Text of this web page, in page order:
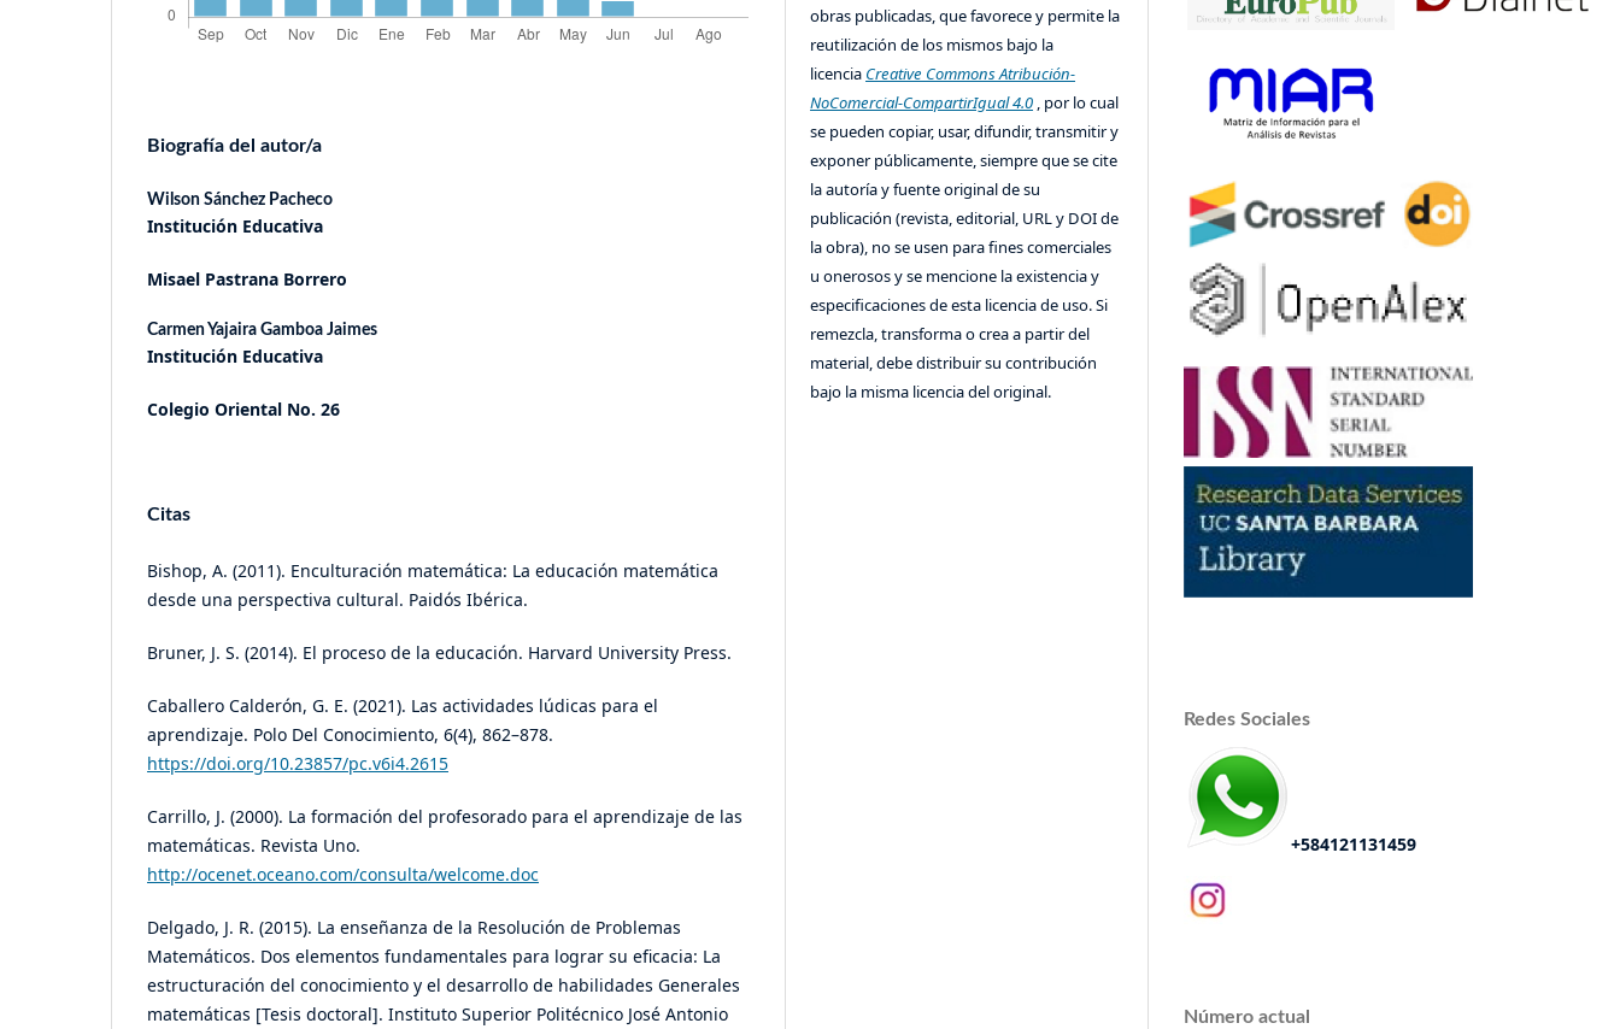
Biografía del autor/a
Wilson Sánchez Pacheco
Institución Educativa
Misael Pastrana Borrero
Carmen Yajaira Gamboa Jaimes
Institución Educativa
Colegio Oriental No. 26
Citas
Bishop, A. (2011). Enculturación matemática: La educación matemática
desde una perspectiva cultural. Paidós Ibérica.
Bruner, J. S. (2014). El proceso de la educación. Harvard University Press.
Caballero Calderón, G. E. (2021). Las actividades lúdicas para el
aprendizaje. Polo Del Conocimiento, 6(4), 862–878.
https://doi.org/10.23857/pc.v6i4.2615
Carrillo, J. (2000). La formación del profesorado para el aprendizaje de las
matemáticas. Revista Uno.
http://ocenet.oceano.com/consulta/welcome.doc
Delgado, J. R. (2015). La enseñanza de la Resolución de Problemas
Matemáticos. Dos elementos fundamentales para lograr su eficacia: La
estructuración del conocimiento y el desarrollo de habilidades Generales
matemáticas [Tesis doctoral]. Instituto Superior Politécnico José Antonio
obras publicadas, que favorece y permite la
reutilización de los mismos bajo la
licencia Creative Commons Atribución-
NoComercial-CompartirIgual 4.0 , por lo cual
se pueden copiar, usar, difundir, transmitir y
exponer públicamente, siempre que se cite
la autoría y fuente original de su
publicación (revista, editorial, URL y DOI de
la obra), no se usen para fines comerciales
u onerosos y se mencione la existencia y
especificaciones de esta licencia de uso. Si
remezcla, transforma o crea a partir del
material, debe distribuir su contribución
bajo la misma licencia del original.
Redes Sociales
+584121131459
Número actual